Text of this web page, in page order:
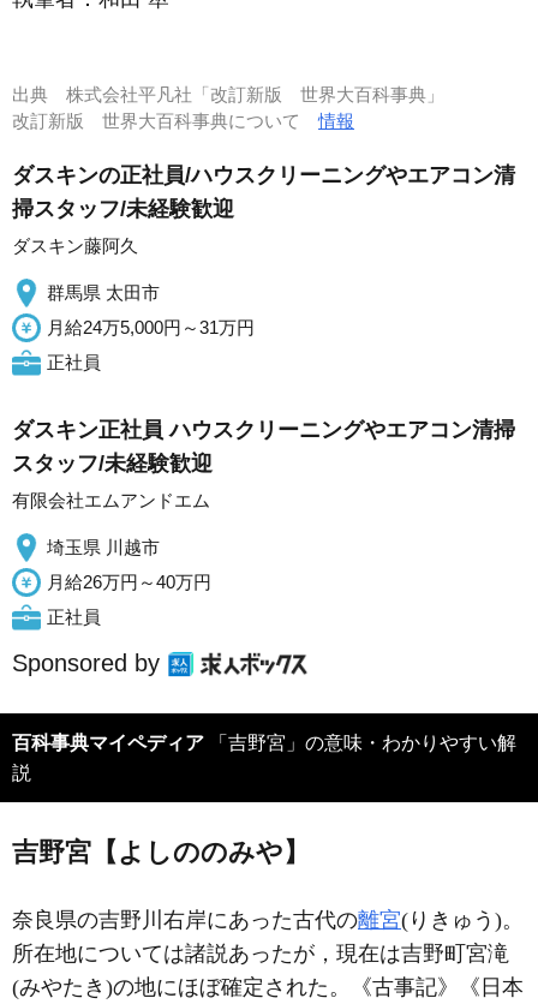
出典 株式会社平凡社「改訂新版 世界大百科事典」
改訂新版 世界大百科事典について情報
ダスキンの正社員/ハウスクリーニングやエアコン清
掃スタッフ/未経験歓迎
ダスキン藤阿久
群馬県 太田市
月給24万5,000円～31万円
正社員
ダスキン正社員 ハウスクリーニングやエアコン清掃
スタッフ/未経験歓迎
有限会社エムアンドエム
埼玉県 川越市
月給26万円～40万円
正社員
Sponsored by
百科事典マイペディア
説
吉野宮【よしののみや】
奈良県の吉野川右岸にあった古代の離宮(りきゅう)。
所在地については諸説あったが，現在は吉野町宮滝
(みやたき)の地にほぼ確定された。《古事記》《日本